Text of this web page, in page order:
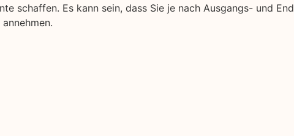
schaffen. Es kann sein, dass Sie je nach Ausgangs- und